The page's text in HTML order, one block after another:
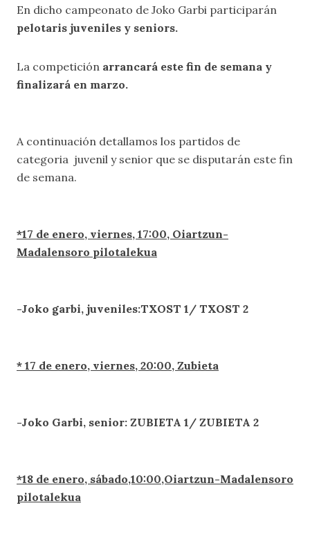
En dicho campeonato de Joko Garbi participarán
pelotaris juveniles y seniors.
La competición arrancará este fin de semana y
finalizará en marzo.
A continuación detallamos los partidos de
categoria juvenil y senior que se disputarán este fin
de semana.
*17 de enero, viernes, 17:00, Oiartzun-
Madalensoro pilotalekua
-Joko garbi, juveniles:TXOST 1/ TXOST 2
* 17 de enero, viernes, 20:00, Zubieta
-Joko Garbi, senior: ZUBIETA 1/ ZUBIETA 2
*18 de enero, sábado,10:00,Oiartzun-Madalensoro
pilotalekua